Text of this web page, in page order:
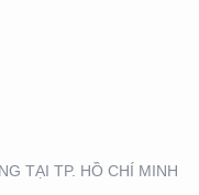
TẠI TP. HỒ CHÍ MINH